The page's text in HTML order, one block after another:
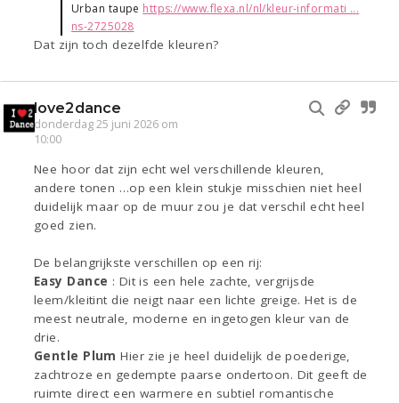
Urban taupe https://www.flexa.nl/nl/kleur-informati ...
ns-2725028
Dat zijn toch dezelfde kleuren?
love2dance
donderdag 25 juni 2026 om
10:00
Nee hoor dat zijn echt wel verschillende kleuren,
andere tonen …op een klein stukje misschien niet heel
duidelijk maar op de muur zou je dat verschil echt heel
goed zien.
De belangrijkste verschillen op een rij:
Easy Dance : Dit is een hele zachte, vergrijsde
leem/kleitint die neigt naar een lichte greige. Het is de
meest neutrale, moderne en ingetogen kleur van de
drie.
Gentle Plum Hier zie je heel duidelijk de poederige,
zachtroze en gedempte paarse ondertoon. Dit geeft de
ruimte direct een warmere en subtiel romantische